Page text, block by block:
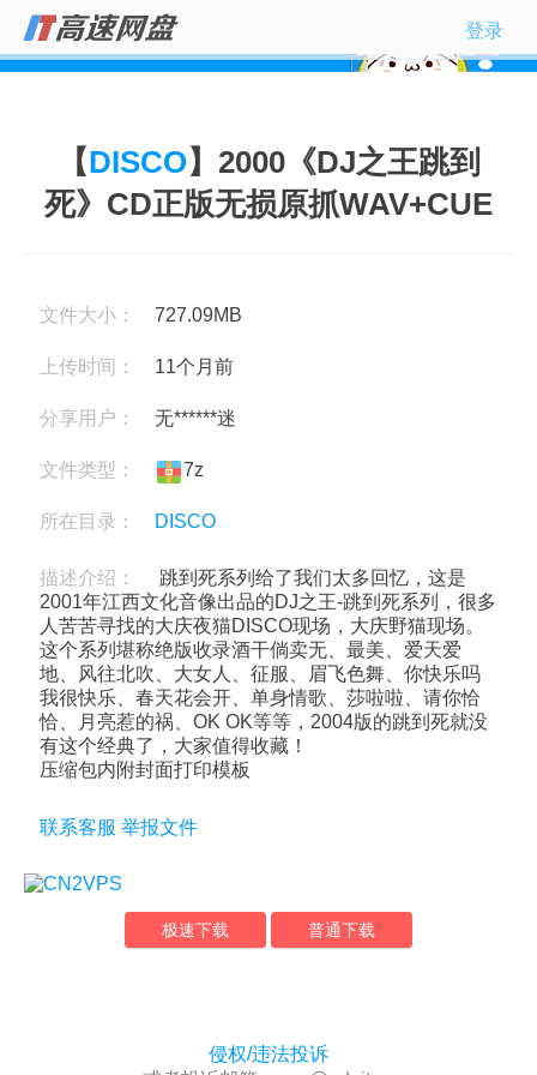
登录
【DISCO】2000《DJ之王跳到
死》CD正版无损原抓WAV+CUE
文件大小： 727.09MB
上传时间： 11个月前
分享用户： 无******迷
文件类型： 7z
所在目录： DISCO
描述介绍：
跳到死系列给了我们太多回忆，这是
2001年江西文化音像出品的DJ之王-跳到死系列，很多
人苦苦寻找的大庆夜猫DISCO现场，大庆野猫现场。
这个系列堪称绝版收录酒干倘卖无、最美、爱天爱
地、风往北吹、大女人、征服、眉飞色舞、你快乐吗
我很快乐、春天花会开、单身情歌、莎啦啦、请你恰
恰、月亮惹的祸、OK OK等等，2004版的跳到死就没
有这个经典了，大家值得收藏！
压缩包内附封面打印模板
联系客服 举报文件
极速下载 普通下载
侵权/违法投诉